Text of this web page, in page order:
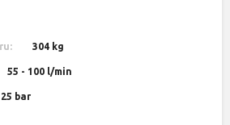
304 kg
55 - 100 l/min
bar